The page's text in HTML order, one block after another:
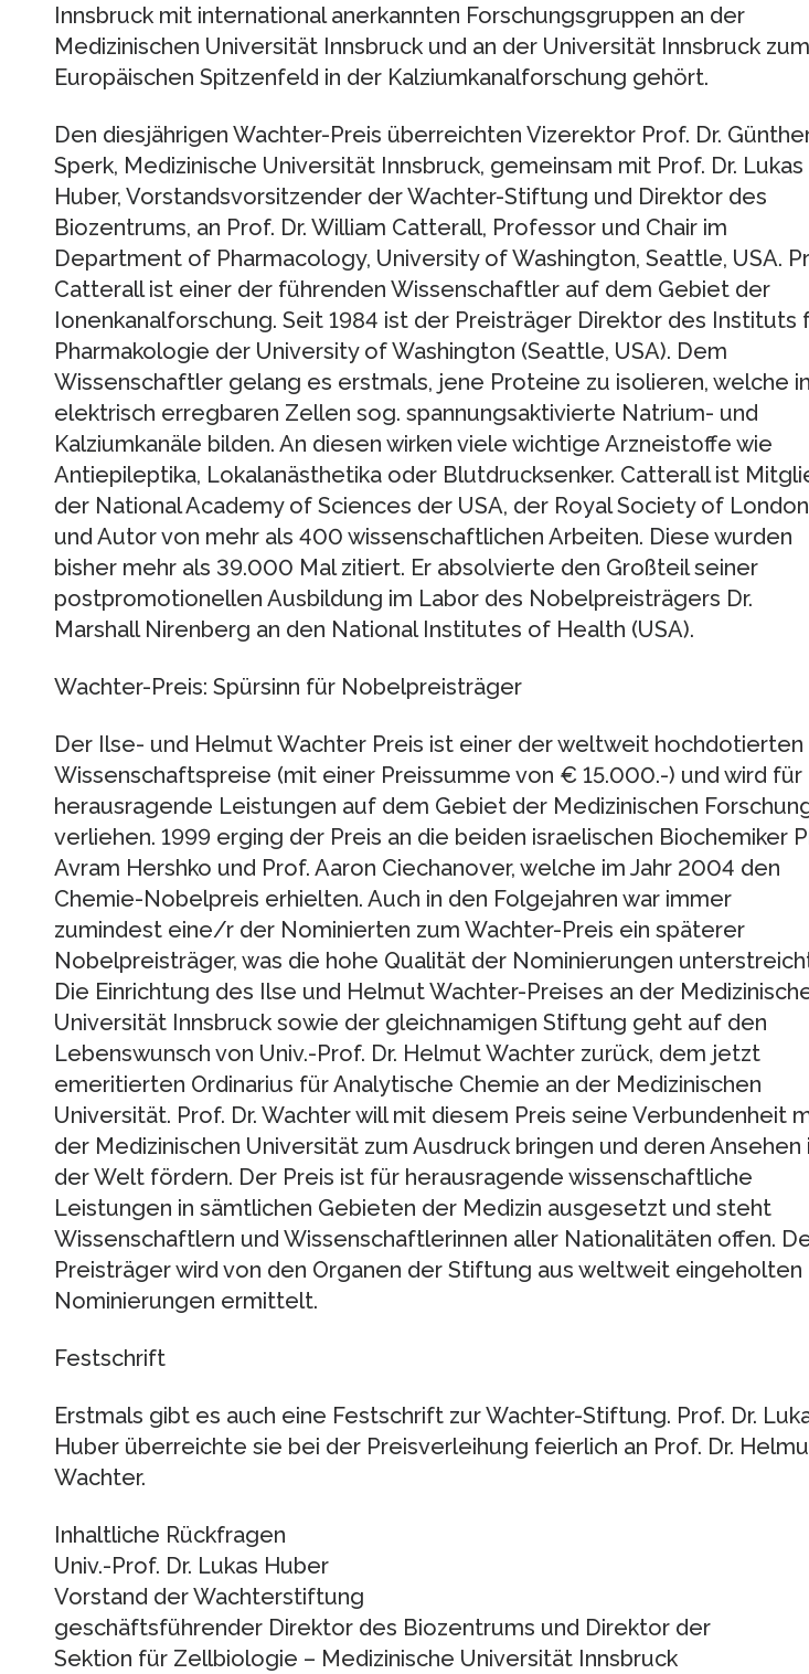
Innsbruck mit international anerkannten Forschungsgruppen an der
Medizinischen Universität Innsbruck und an der Universität Innsbruck zum
Europäischen Spitzenfeld in der Kalziumkanalforschung gehört.
Den diesjährigen Wachter-Preis überreichten Vizerektor Prof. Dr.
Sperk, Medizinische Universität Innsbruck, gemeinsam mit Prof. Dr. Lukas
Huber, Vorstandsvorsitzender der Wachter-Stiftung und Direktor des
Biozentrums, an Prof. Dr. William Catterall, Professor und Chair im
Department of Pharmacology, University of Washington, Seattle, USA.
Catterall ist einer der führenden Wissenschaftler auf dem Gebiet der
Ionenkanalforschung. Seit 1984 ist der Preisträger Direktor des Instituts
Pharmakologie der University of Washington (Seattle, USA). Dem
Wissenschaftler gelang es erstmals, jene Proteine zu isolieren, welche in
elektrisch erregbaren Zellen sog. spannungsaktivierte Natrium- und
Kalziumkanäle bilden. An diesen wirken viele wichtige Arzneistoffe wie
Antiepileptika, Lokalanästhetika oder Blutdrucksenker. Catterall ist
der National Academy of Sciences der USA, der Royal Society of London
und Autor von mehr als 400 wissenschaftlichen Arbeiten. Diese wurden
bisher mehr als 39.000 Mal zitiert. Er absolvierte den Großteil seiner
postpromotionellen Ausbildung im Labor des Nobelpreisträgers Dr.
Marshall Nirenberg an den National Institutes of Health (USA).
Wachter-Preis: Spürsinn für Nobelpreisträger
Der Ilse- und Helmut Wachter Preis ist einer der weltweit hochdotierten
Wissenschaftspreise (mit einer Preissumme von € 15.000.-) und wird für
herausragende Leistungen auf dem Gebiet der Medizinischen
verliehen. 1999 erging der Preis an die beiden israelischen Biochemiker
Avram Hershko und Prof. Aaron Ciechanover, welche im Jahr 2004 den
Chemie-Nobelpreis erhielten. Auch in den Folgejahren war immer
zumindest eine/r der Nominierten zum Wachter-Preis ein späterer
Nobelpreisträger, was die hohe Qualität der Nominierungen
Die Einrichtung des Ilse und Helmut Wachter-Preises an der
Universität Innsbruck sowie der gleichnamigen Stiftung geht auf den
Lebenswunsch von Univ.-Prof. Dr. Helmut Wachter zurück, dem jetzt
emeritierten Ordinarius für Analytische Chemie an der Medizinischen
Universität. Prof. Dr. Wachter will mit diesem Preis seine Verbundenheit
der Medizinischen Universität zum Ausdruck bringen und deren Ansehen
der Welt fördern. Der Preis ist für herausragende wissenschaftliche
Leistungen in sämtlichen Gebieten der Medizin ausgesetzt und steht
Wissenschaftlern und Wissenschaftlerinnen aller Nationalitäten offen.
Preisträger wird von den Organen der Stiftung aus weltweit eingeholten
Nominierungen ermittelt.
Festschrift
Erstmals gibt es auch eine Festschrift zur Wachter-Stiftung. Prof. Dr.
Huber überreichte sie bei der Preisverleihung feierlich an Prof. Dr.
Wachter.
Inhaltliche Rückfragen
Univ.-Prof. Dr. Lukas Huber
Vorstand der Wachterstiftung
geschäftsführender Direktor des Biozentrums und Direktor der
Sektion für Zellbiologie – Medizinische Universität Innsbruck